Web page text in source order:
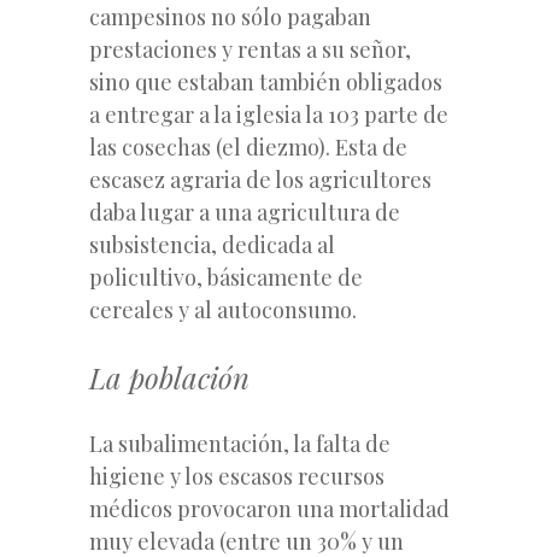
campesinos no sólo pagaban
prestaciones y rentas a su señor,
sino que estaban también obligados
a entregar a la iglesia la 103 parte de
las cosechas (el diezmo). Esta de
escasez agraria de los agricultores
daba lugar a una agricultura de
subsistencia, dedicada al
policultivo, básicamente de
cereales y al autoconsumo.
La población
La subalimentación, la falta de
higiene y los escasos recursos
médicos provocaron una mortalidad
muy elevada (entre un 30% y un